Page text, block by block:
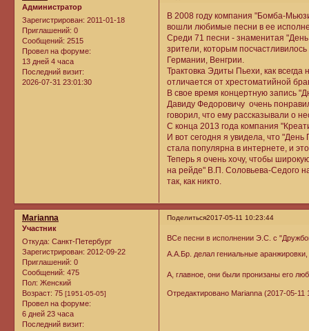
Администратор
Зарегистрирован: 2011-01-18
Приглашений: 0
Сообщений: 2515
Провел на форуме:
13 дней 4 часа
Последний визит:
2026-07-31 23:01:30
В 2008 году компания "Бомба-
вошли любимые песни в ее
Среди 71 песни - знаменитая
зрители, которым
Германии, Венгрии.
Трактовка Эдиты Пьехи, как
отличается от хрестоматийной
В свое время концертную запись
Давиду Федоровичу очень
говорил, что ему рассказывали о
С конца 2013 года компания
И вот сегодня я увидела, что
стала популярна в интернете, и
Теперь я очень хочу, чтобы
на рейде" В.П. Соловьева-Седого
так, как никто.
Поделиться2017-05-11 10:23:44
Marianna
Участник
Откуда: Санкт-Петербург
Зарегистрирован: 2012-09-22
Приглашений: 0
Сообщений: 475
Пол: Женский
Возраст: 75 [1951-05-05]
Провел на форуме:
6 дней 23 часа
Последний визит:
ВСе песни в исполнении Э.С. с
А.А.Бр. делал гениальные
А, главное, они были пронизаны его
Отредактировано Marianna (2017-05-11